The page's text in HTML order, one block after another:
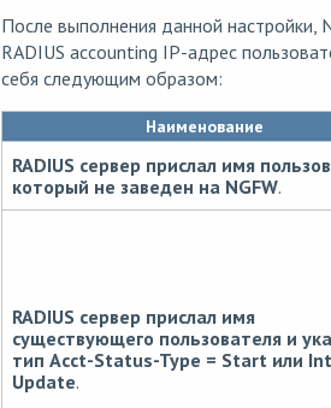
После выполнения данной настройки,
RADIUS accounting IP-адрес
себя следующим образом:
Наименование
RADIUS сервер прислал имя
который не заведен на NGFW.
RADIUS сервер прислал имя
существующего пользователя и
тип Acct-Status-Type = Start или
Update.